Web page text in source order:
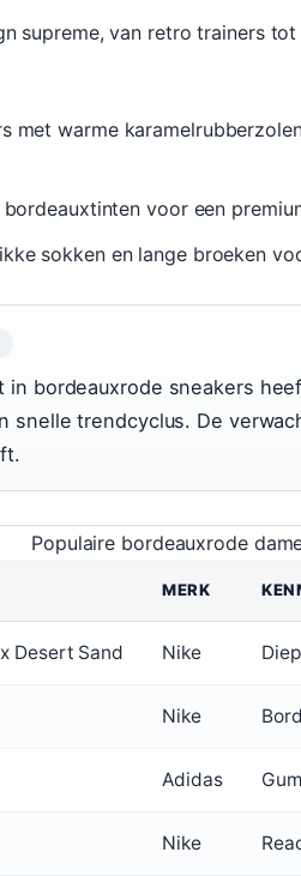
supreme, van retro trainers
met warme
bordeauxtinten voor een
sokken en lange broeken
in bordeauxrode sneakers
snelle trendcyclus. De
Populaire bordeauxrode
MERK
Desert Sand Nike
Nike
Adidas
Nike